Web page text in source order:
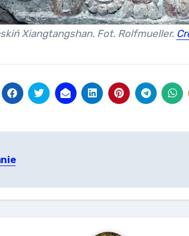
Xiangtangshan. Fot. Rolfmueller.